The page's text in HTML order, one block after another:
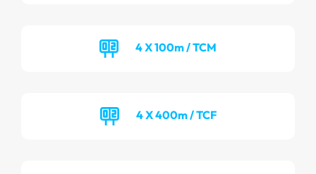
4 X 100m / TCM
4 X 400m / TCF